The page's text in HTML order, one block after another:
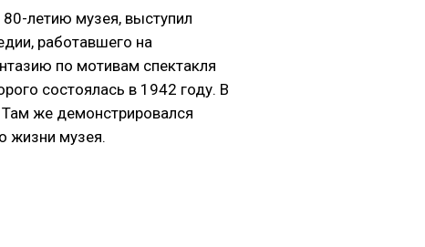
летию музея, выступил
работавшего на
по мотивам спектакля
состоялась в 1942 году. В
же демонстрировался
жизни музея.